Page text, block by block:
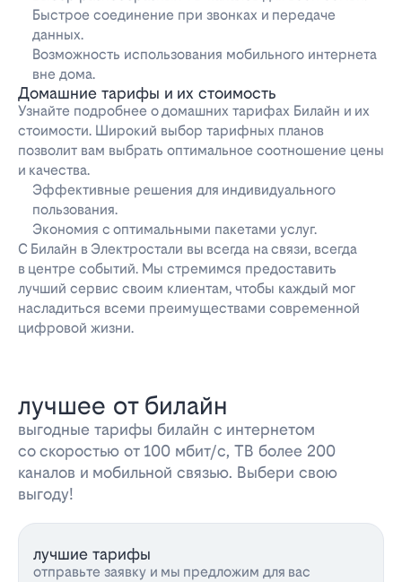
Быстрое соединение при звонках и передаче
данных.
Возможность использования мобильного интернета
вне дома.
Домашние тарифы и их стоимость
Узнайте подробнее о домашних тарифах Билайн и их
стоимости. Широкий выбор тарифных планов
позволит вам выбрать оптимальное соотношение цены
и качества.
Эффективные решения для индивидуального
пользования.
Экономия с оптимальными пакетами услуг.
С Билайн в Электростали вы всегда на связи, всегда
в центре событий. Мы стремимся предоставить
лучший сервис своим клиентам, чтобы каждый мог
насладиться всеми преимуществами современной
цифровой жизни.
лучшее от билайн
выгодные тарифы билайн с интернетом
со скоростью от 100 мбит/с, ТВ более 200
каналов и мобильной связью. Выбери свою
выгоду!
лучшие тарифы
отправьте заявку и мы предложим для вас